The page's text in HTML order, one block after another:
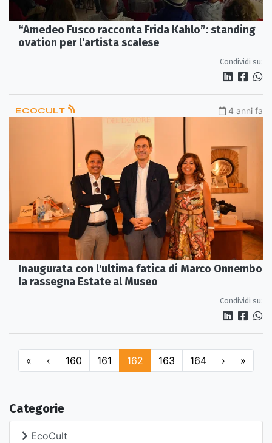
“Amedeo Fusco racconta Frida Kahlo”: standing
ovation per l'artista scalese
Condividi su:
ECOCULT 4 anni fa
Inaugurata con l'ultima fatica di Marco Onnembo
la rassegna Estate al Museo
Condividi su:
« ‹ 160 161 162 163 164 › »
Categorie
EcoCult